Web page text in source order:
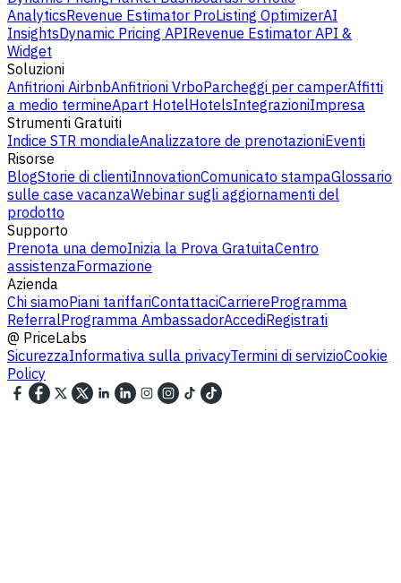
AnalyticsRevenue Estimator ProListing OptimizerAI
InsightsDynamic Pricing APIRevenue Estimator API &
Widget
Soluzioni
Anfitrioni AirbnbAnfitrioni VrboParcheggi per camperAffitti
a medio termineApart HotelHotelsIntegrazioniImpresa
Strumenti Gratuiti
Indice STR mondialeAnalizzatore de prenotazioniEventi
Risorse
BlogStorie di clientiInnovationComunicato stampaGlossario
sulle case vacanzaWebinar sugli aggiornamenti del
prodotto
Supporto
Prenota una demoInizia la Prova GratuitaCentro
assistenzaFormazione
Azienda
Chi siamoPiani tariffariContattaciCarriereProgramma
ReferralProgramma AmbassadorAccediRegistrati
@ PriceLabs
SicurezzaInformativa sulla privacyTermini di servizioCookie
Policy